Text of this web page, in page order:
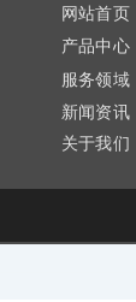
网站首页
服务领域
新闻资讯
关于我们
产品中心